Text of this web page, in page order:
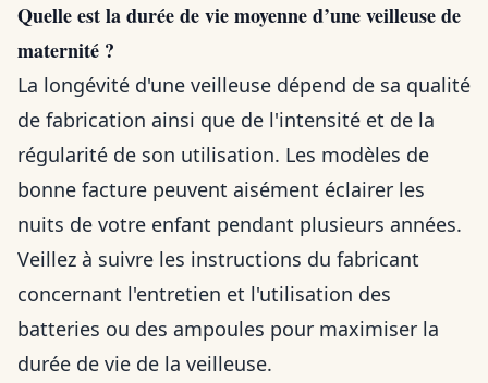
Quelle est la durée de vie moyenne d’une veilleuse de
maternité ?
La longévité d'une veilleuse dépend de sa qualité
de fabrication ainsi que de l'intensité et de la
régularité de son utilisation. Les modèles de
bonne facture peuvent aisément éclairer les
nuits de votre enfant pendant plusieurs années.
Veillez à suivre les instructions du fabricant
concernant l'entretien et l'utilisation des
batteries ou des ampoules pour maximiser la
durée de vie de la veilleuse.